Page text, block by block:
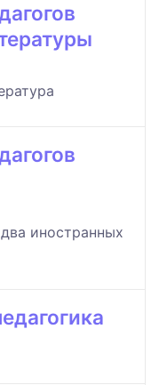
иностранных